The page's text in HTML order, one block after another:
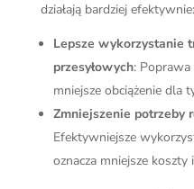
działają bardziej efektywnie:
Lepsze wykorzystanie
przesyłowych: Poprawa
mniejsze obciążenie dla
Zmniejszenie potrzeby
Efektywniejsze
oznacza mniejsze koszty